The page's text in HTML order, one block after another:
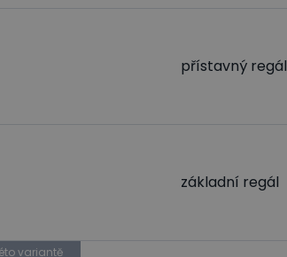
přístavný regál
základní regál
variantě